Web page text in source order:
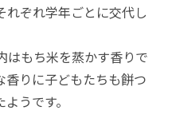
れぞれ学年ごとに交代し
はもち米を蒸かす香りで
香りに子どもたちも餅つ
うです。